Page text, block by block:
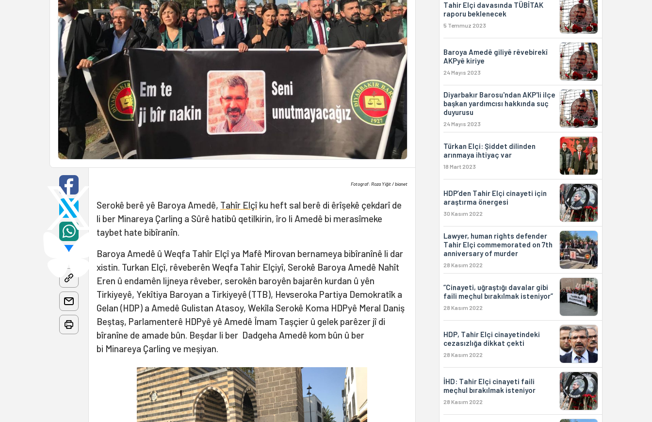
Fotograf: Roza Yiğit / bianet
Serokê berê yê Baroya Amedê, Tahîr Elçîku heft sal berê di êrîşekê çekdarî de
li ber Minareya Çarling a Sûrê hatibû qetilkirin, îro li Amedê bi merasîmeke
taybet hate bibîranîn.
Baroya Amedê û Weqfa Tahîr Elçî ya Mafê Mirovan bernameya bibîranînê li dar
xistin. Turkan Elçî, rêveberên Weqfa Tahir Elçiyî, Serokê Baroya Amedê Nahît
Eren û endamên lijneya rêveber, serokên baroyên bajarên kurdan û yên
Tirkiyeyê, Yekîtiya Baroyan a Tirkiyeyê (TTB), Hevseroka Partiya Demokratîk a
Gelan (HDP) a Amedê Gulistan Atasoy, Wekîla Serokê Koma HDPyê Meral Daniş
Beştaş, Parlamenterê HDPyê yê Amedê Îmam Taşçier û gelek parêzer jî di
bîranîne de amade bûn. Beşdar li ber Dadgeha Amedê kom bûn û ber
bi Minareya Çarling ve meşiyan.
Tahir Elçi davasında TÜBİTAK
raporu beklenecek
5 Temmuz 2023
Baroya Amedê giliyê rêvebirekî
AKPyê kiriye
24 Mayıs 2023
Diyarbakır Barosu'ndan AKP'li ilçe
başkan yardımcısı hakkında suç
duyurusu
24 Mayıs 2023
Türkan Elçi: Şiddet dilinden
arınmaya ihtiyaç var
18 Mart 2023
HDP’den Tahir Elçi cinayeti için
araştırma önergesi
30 Kasım 2022
Lawyer, human rights defender
Tahir Elçi commemorated on 7th
anniversary of murder
28 Kasım 2022
“Cinayeti, uğraştığı davalar gibi
faili meçhul bırakılmak isteniyor”
28 Kasım 2022
HDP, Tahir Elçi cinayetindeki
cezasızlığa dikkat çekti
28 Kasım 2022
İHD: Tahir Elçi cinayeti faili
meçhul bırakılmak isteniyor
28 Kasım 2022